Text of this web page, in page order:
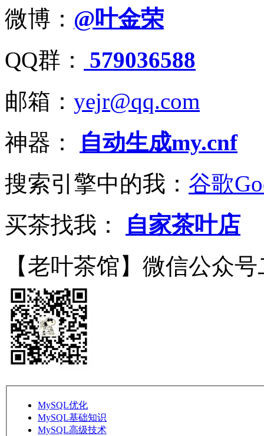
微博： @叶金荣
QQ群：
579036588
邮箱： yejr@qq.com
神器：
自动生成my.cnf
搜索引擎中的我： 谷歌
买茶找我：
自家茶叶店
【老叶茶馆】微信公众
MySQL优化
MySQL基础知识
MySQL高级技术